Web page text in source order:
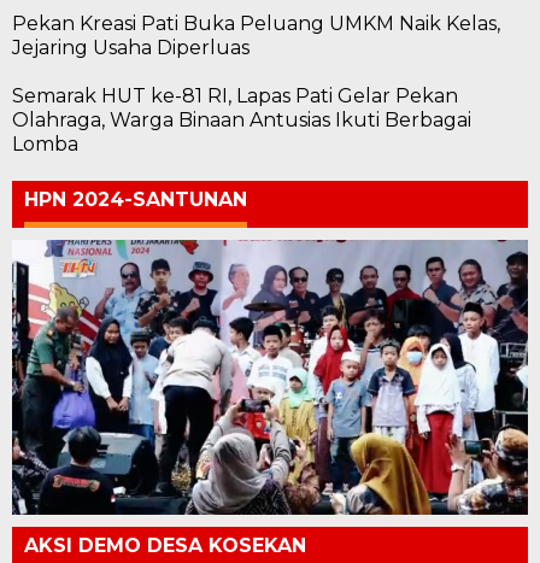
Pekan Kreasi Pati Buka Peluang UMKM Naik Kelas,
Jejaring Usaha Diperluas
Semarak HUT ke-81 RI, Lapas Pati Gelar Pekan
Olahraga, Warga Binaan Antusias Ikuti Berbagai
Lomba
HPN 2024-SANTUNAN
AKSI DEMO DESA KOSEKAN